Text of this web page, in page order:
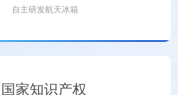
自主研发航天冰箱
国家知识产权